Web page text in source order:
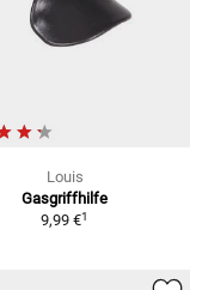
Louis
Gasgriffhilfe
9,99 €1